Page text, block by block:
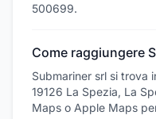
500699.
Come raggiungere
Submariner srl si trova
19126 La Spezia, La
Maps o Apple Maps